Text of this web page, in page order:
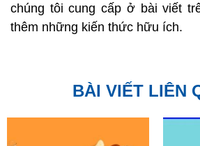
chúng tôi cung cấp ở bài viết
thêm những kiến thức hữu ích.
BÀI VIẾT LIÊN